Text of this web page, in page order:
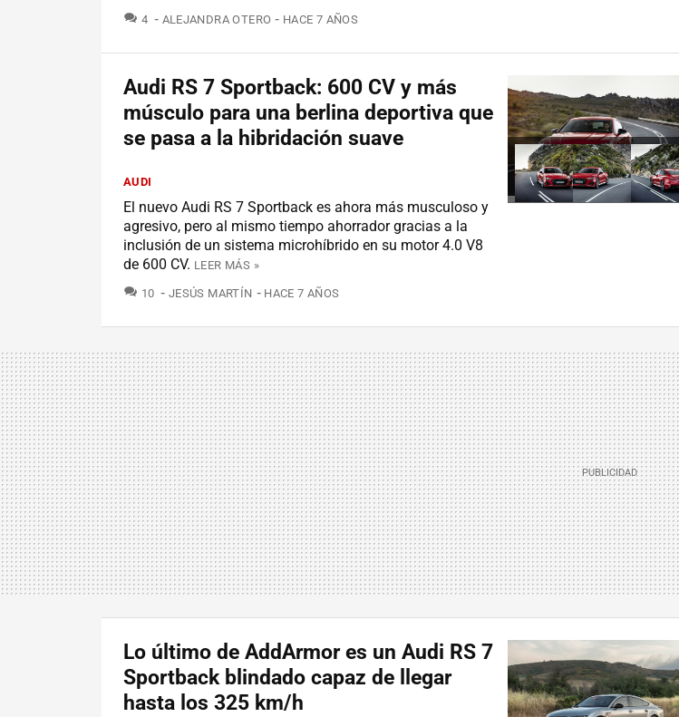
4 COMENTARIOS
ALEJANDRA OTERO HACE 7 AÑOS
Audi RS 7 Sportback: 600 CV y más
músculo para una berlina deportiva que
se pasa a la hibridación suave
AUDI
El nuevo Audi RS 7 Sportback es ahora más musculoso y
agresivo, pero al mismo tiempo ahorrador gracias a la
inclusión de un sistema microhíbrido en su motor 4.0 V8
de 600 CV. LEER MÁS »
10 COMENTARIOS
JESÚS MARTÍN HACE 7 AÑOS
Lo último de AddArmor es un Audi RS 7
Sportback blindado capaz de llegar
hasta los 325 km/h